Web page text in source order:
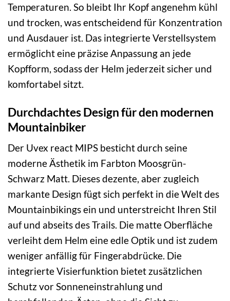
Temperaturen. So bleibt Ihr Kopf angenehm kühl
und trocken, was entscheidend für Konzentration
und Ausdauer ist. Das integrierte Verstellsystem
ermöglicht eine präzise Anpassung an jede
Kopfform, sodass der Helm jederzeit sicher und
komfortabel sitzt.
Durchdachtes Design für den modernen
Mountainbiker
Der Uvex react MIPS besticht durch seine
moderne Ästhetik im Farbton Moosgrün-
Schwarz Matt. Dieses dezente, aber zugleich
markante Design fügt sich perfekt in die Welt des
Mountainbikings ein und unterstreicht Ihren Stil
auf und abseits des Trails. Die matte Oberfläche
verleiht dem Helm eine edle Optik und ist zudem
weniger anfällig für Fingerabdrücke. Die
integrierte Visierfunktion bietet zusätzlichen
Schutz vor Sonneneinstrahlung und